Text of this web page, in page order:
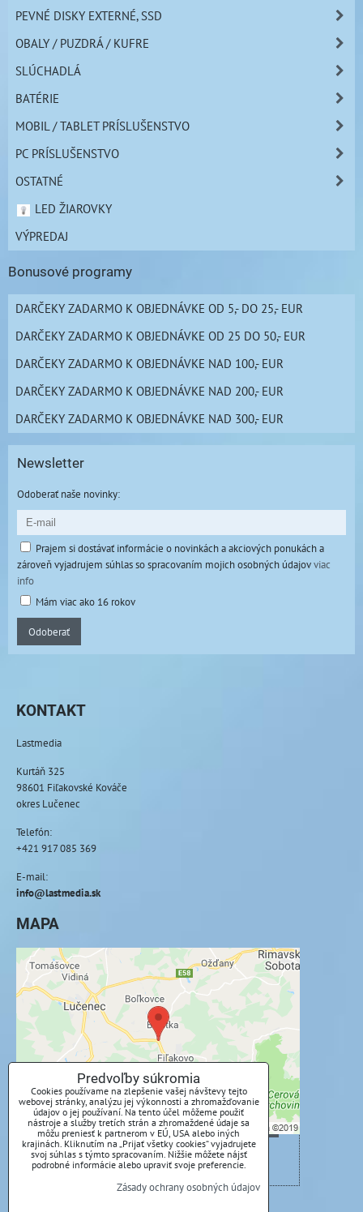
PEVNÉ DISKY EXTERNÉ, SSD
OBALY / PUZDRÁ / KUFRE
SLÚCHADLÁ
BATÉRIE
MOBIL / TABLET PRÍSLUŠENSTVO
PC PRÍSLUŠENSTVO
OSTATNÉ
LED ŽIAROVKY
VÝPREDAJ
Bonusové programy
DARČEKY ZADARMO K OBJEDNÁVKE OD 5,- DO 25,- EUR
DARČEKY ZADARMO K OBJEDNÁVKE OD 25 DO 50,- EUR
DARČEKY ZADARMO K OBJEDNÁVKE NAD 100,- EUR
DARČEKY ZADARMO K OBJEDNÁVKE NAD 200,- EUR
DARČEKY ZADARMO K OBJEDNÁVKE NAD 300,- EUR
Newsletter
Odoberať naše novinky:
Prajem si dostávať informácie o novinkách a akciových ponukách a
zároveň vyjadrujem súhlas so spracovaním mojich osobných údajovviac
info
Mám viac ako 16 rokov
Odoberať
KONTAKT
Lastmedia
Kurtáň 325
98601 Fiľakovské Kováče
okres Lučenec
Telefón:
+421 917 085 369
E-mail:
info@lastmedia.sk
MAPA
Externý obsah je blokovaný Voľbami
súkromia
Prajete si načítať externý obsah?
Povoliť tentokrát
Povoliť a zapamätať - súhlas s druhom cookie:
Funkčné
Otvoriť obsah v novom okne
Predvoľby súkromia
Cookies používame na zlepšenie vašej návštevy tejto
webovej stránky, analýzu jej výkonnosti a zhromažďovanie
údajov o jej používaní. Na tento účel môžeme použiť
nástroje a služby tretích strán a zhromaždené údaje sa
môžu preniesť k partnerom v EÚ, USA alebo iných
krajinách. Kliknutím na „Prijať všetky cookies“ vyjadrujete
svoj súhlas s týmto spracovaním. Nižšie môžete nájsť
podrobné informácie alebo upraviť svoje preferencie.
Zásady ochrany osobných údajov